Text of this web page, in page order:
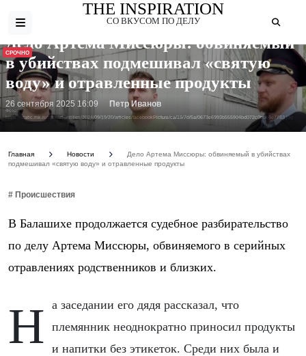
THE INSPIRATION
СО ВКУСОМ ПО ДЕЛУ
СРОЧНО
Фото:
https://static.mk.ru/upload/entities/2024/09/19/20/articles/facebookPicture/ca/19/7d/5a/0673e6993b555904bd072c0bee4e7783.jpg
Дело Артема Миссюры: обвиняемый
в убийствах подмешивал «святую
воду» и отравленные продукты
26 сентября 2025 16:09 Петр Иванов
Главная Новости
Дело Артема Миссюры: обвиняемый в убийствах
подмешивал «святую воду» и отравленные продукты
# Происшествия
В Балашихе продолжается судебное разбирательство
по делу Артема Миссюры, обвиняемого в серийных
отравлениях родственников и близких.
На заседании его дядя рассказал, что
племянник неоднократно приносил продукты
и напитки без этикеток. Среди них была и